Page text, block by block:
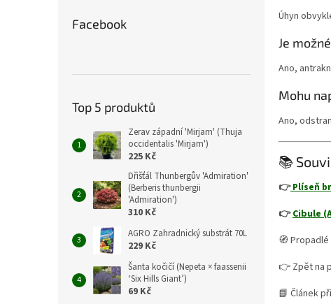
Facebook
Top 5 produktů
Zerav západní 'Mirjam' (Thuja
occidentalis 'Mirjam')
225 Kč
Dřišťál Thunbergův 'Admiration'
(Berberis thunbergii
'Admiration')
310 Kč
AGRO Zahradnický substrát 70L
229 Kč
Šanta kočičí (Nepeta × faassenii
‘Six Hills Giant’)
69 Kč
Úhyn
Je
Ano,
Mohu
Ano,
📚
👉 Plíseň
👉Cibule
🧭
👉 Zpět na
📘 Článek